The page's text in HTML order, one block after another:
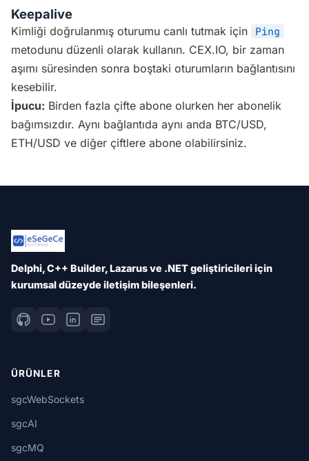
Keepalive
Kimliği doğrulanmış oturumu canlı tutmak için Ping
metodunu düzenli olarak kullanın. CEX.IO, bir zaman
aşımı süresinden sonra boştaki oturumların bağlantısını
kesebilir.
İpucu: Birden fazla çifte abone olurken her abonelik
bağımsızdır. Aynı bağlantıda aynı anda BTC/USD,
ETH/USD ve diğer çiftlere abone olabilirsiniz.
Delphi, C++ Builder, Lazarus ve .NET geliştiricileri için
kurumsal düzeyde iletişim bileşenleri.
ÜRÜNLER
sgcWebSockets
sgcAI
sgcMQ